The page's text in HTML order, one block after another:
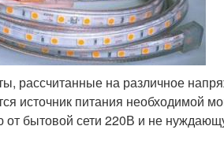
рассчитанные на различное
источник питания необходимой
бытовой сети 220В и не